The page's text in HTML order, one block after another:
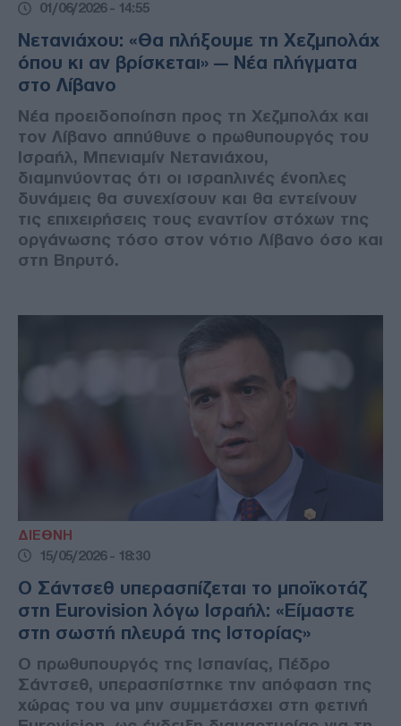
01/06/2026 - 14:55
Νετανιάχου: «Θα πλήξουμε τη Χεζμπολάχ
όπου κι αν βρίσκεται» — Νέα πλήγματα
στο Λίβανο
Νέα προειδοποίηση προς τη Χεζμπολάχ και
τον Λίβανο απηύθυνε ο πρωθυπουργός του
Ισραήλ, Μπενιαμίν Νετανιάχου,
διαμηνύοντας ότι οι ισραηλινές ένοπλες
δυνάμεις θα συνεχίσουν και θα εντείνουν
τις επιχειρήσεις τους εναντίον στόχων της
οργάνωσης τόσο στον νότιο Λίβανο όσο και
στη Βηρυτό.
ΔΙΕΘΝΗ
15/05/2026 - 18:30
Ο Σάντσεθ υπερασπίζεται το μποϊκοτάζ
στη Eurovision λόγω Ισραήλ: «Είμαστε
στη σωστή πλευρά της Ιστορίας»
Ο πρωθυπουργός της Ισπανίας, Πέδρο
Σάντσεθ, υπερασπίστηκε την απόφαση της
χώρας του να μην συμμετάσχει στη φετινή